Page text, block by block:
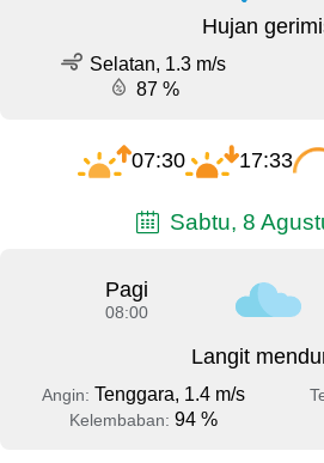
Hujan
Selatan, 1.3 m/s
87 %
07:30 17:33
Sabtu, 8
Pagi
08:00
Langit
Angin: Tenggara, 1.4 m/s
Kelembaban: 94 %